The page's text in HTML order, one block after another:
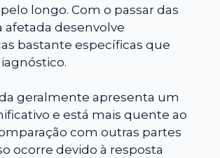
longo. Com o passar das
afetada desenvolve
bastante específicas que
geralmente apresenta um
e está mais quente ao
com outras partes
ocorre devido à resposta